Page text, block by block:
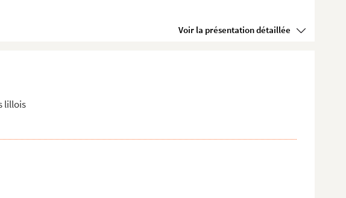
Voir la présentation détaillée
lillois